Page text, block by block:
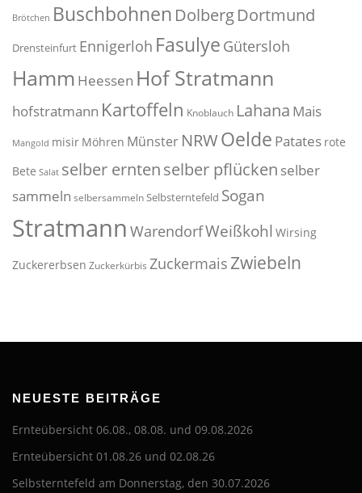
Brötchen Buschbohnen DolbergDortmund
Drensteinfurt Ennigerloh Fasulye Gütersloh
Hamm Heessen Hof Stratmann
hofstratmann Kartoffeln Knoblauch Lahana Mais
Mangold misir Möhren Münster NRWOelde Patates rote
Bete Salat selber erntenselber pflücken selber
sammeln selbersammelnSelbsterntefeld Sogan
Stratmann WarendorfWeißkohl Wirsing
Zuckererbsen Zuckerkürbis Zuckermais Zwiebeln
NEUESTE BEITRÄGE
Ernteübersicht 06.08., 08.08. und 09.08.2026
Ernteübersicht 01.08.26 und 02.08.26
Selbsterntefeld am Donnerstag, den 30.07.2026